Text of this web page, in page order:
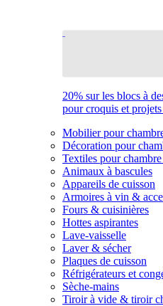
20% sur les blocs à
pour croquis et
Mobilier pour
Décoration pour
Textiles pour chambre
Animaux à bascules
Appareils de cuisson
Armoires à vin &
Fours & cuisinières
Hottes aspirantes
Lave-vaisselle
Laver & sécher
Plaques de cuisson
Réfrigérateurs et
Sèche-mains
Tiroir à vide & tiroir